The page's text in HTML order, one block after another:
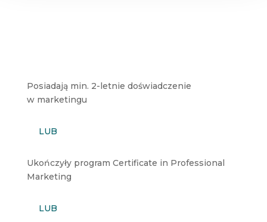
Posiadają min. 2-letnie doświadczenie
w marketingu
LUB
Ukończyły program Certificate in Professional
Marketing
LUB